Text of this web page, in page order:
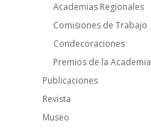
Academias Regionales
Comisiones de Trabajo
Condecoraciones
Premios de la Academia
Publicaciones
Revista
Museo